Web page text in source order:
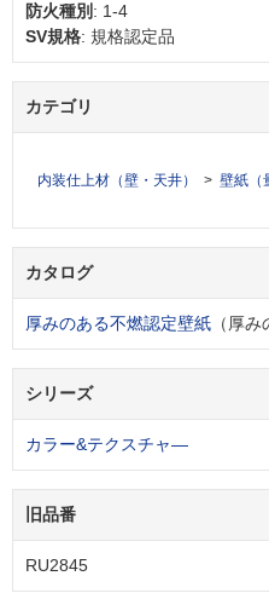
防火種別 : 1-4
SV規格: 規格認定品
カテゴリ
内装仕上材（壁・天井） 壁紙（
カタログ
厚みのある不燃認定壁紙 （厚
シリーズ
カラー&テクスチャ―
旧品番
RU2845